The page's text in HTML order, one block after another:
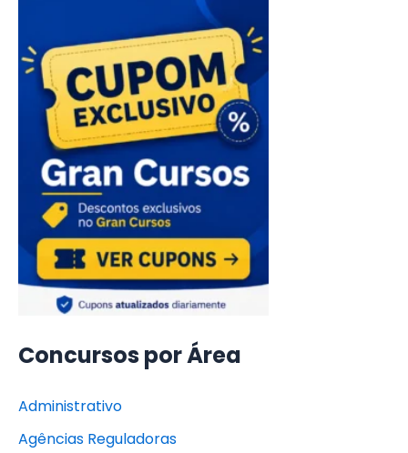
Concursos por Área
Administrativo
Agências Reguladoras